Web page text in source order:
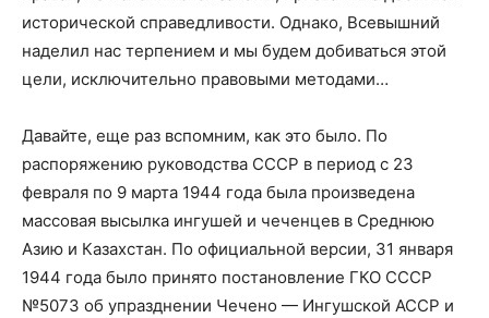
исторической справедливости. Однако, Всевышний
наделил нас терпением и мы будем добиваться этой
цели, исключительно правовыми методами…
Давайте, еще раз вспомним, как это было. По
распоряжению руководства СССР в период с 23
февраля по 9 марта 1944 года была произведена
массовая высылка ингушей и чеченцев в Среднюю
Азию и Казахстан. По официальной версии, 31 января
1944 года было принято постановление ГКО СССР
№5073 об упразднении Чечено — Ингушской АССР и